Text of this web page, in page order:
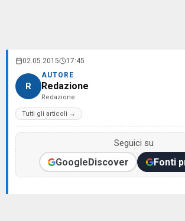
02.05.2015 17:45
R
AUTORE
Redazione
Redazione
Tutti gli articoli →
Seguici su
GoogleDiscover Fonti